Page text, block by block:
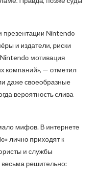
Nintendo
и издатели, риски
Nintendo мотивация
компаний», — отметил
даже своеобразные
вероятность слива
мифов. В интернете
лично приходят к
и службы
весьма решительно: